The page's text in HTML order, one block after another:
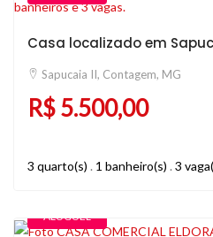
Sapucaia II, Contagem, MG
R$ 5.500,00
3 quarto(s) . 1 banheiro(s) .3
ALUGUEL